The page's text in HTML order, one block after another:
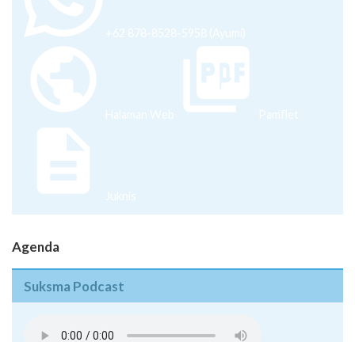
+62 878-8528-5958 (Ayumi)
Halaman Web Pamflet
Juknis
Agenda
Suksma Podcast